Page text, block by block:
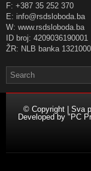
F: +387 35 252 370
E: info@rsdsloboda.ba
W: www.rsdsloboda.ba
ID broj: 4209036190001
ŽR: NLB banka
© Copyright | Sva
Developed by "PC